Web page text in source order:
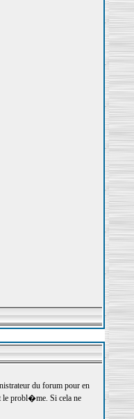
du forum pour en
probl�me. Si cela ne